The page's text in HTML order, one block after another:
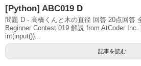
[Python] ABC019 D
問題 D - 高橋くんと木の直径 回答 20点回答
Beginner Contest 019 解説 from AtCoder
int(input())...
記事を読む